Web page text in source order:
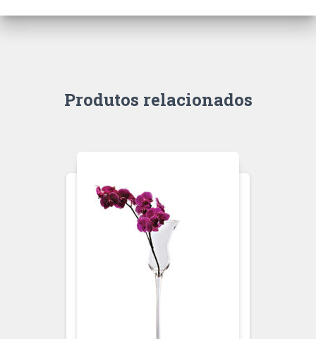
Produtos relacionados